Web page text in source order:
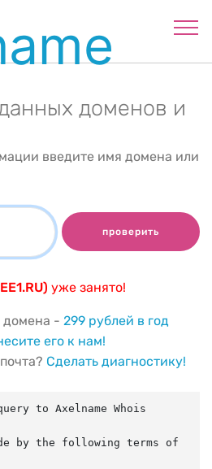
доменов и
введите имя домена или
проверить
уже занято!
домена - 299 рублей в год
его к нам!
Сделать диагностику!
to Axelname Whois
by the following terms of